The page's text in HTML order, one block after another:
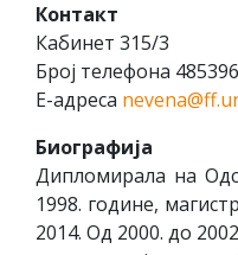
Контакт
Кабинет 315/3
Број телефона
Е-адреса
Биографија
Дипломирала на
1998. године,
2014. Од 2000. до